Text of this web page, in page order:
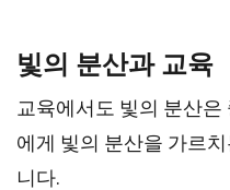
빛의 분산과 교육
교육에서도 빛의 분산
에게 빛의 분산을 가르
니다.